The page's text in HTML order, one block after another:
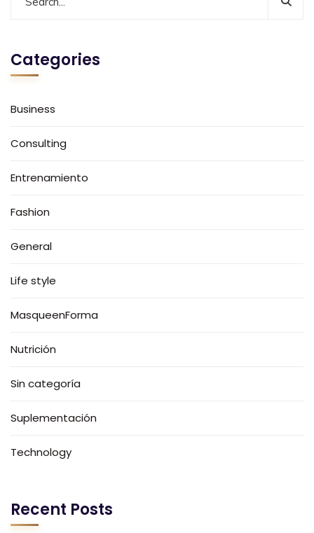
Categories
Business
Consulting
Entrenamiento
Fashion
General
Life style
MasqueenForma
Nutrición
Sin categoría
Suplementación
Technology
Recent Posts